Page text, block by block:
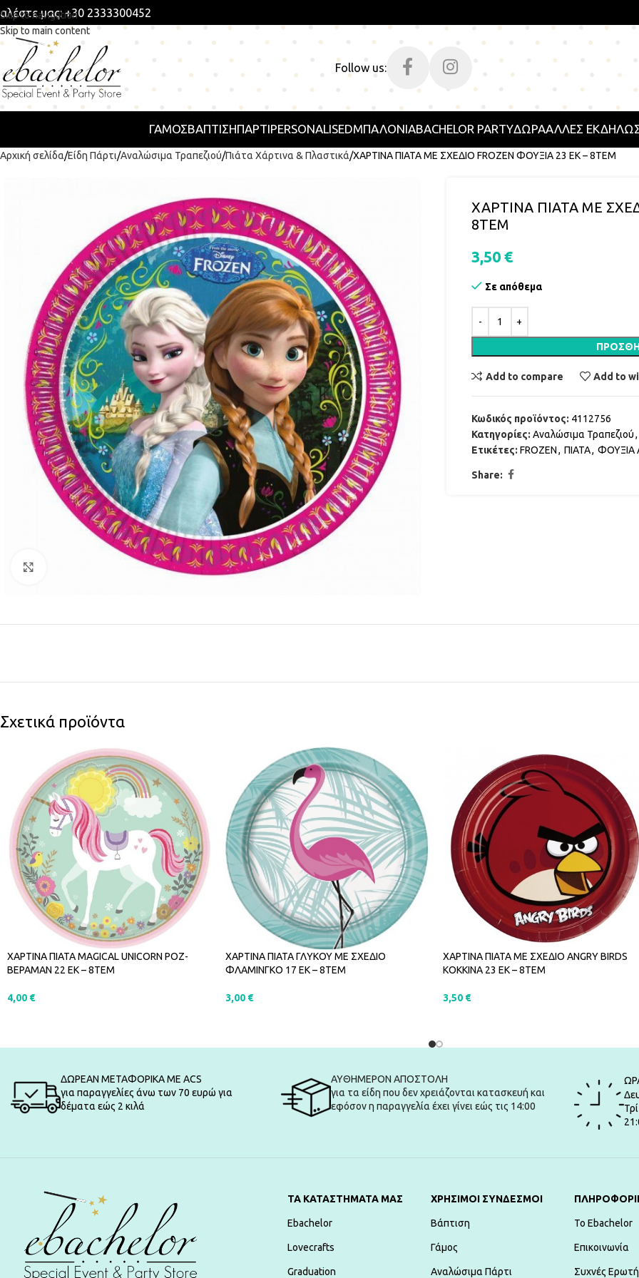
Skip to navigation
Skip to main content
μας: +30 2333300452
Follow us:
ΓΑΜΟΣΒΑΠΤΙΣΗΠΆΡΤΙPERSONALISEDΜΠΑΛΟΝΙΑBACHELOR PARTYΔΩΡΑΑΛΛΕΣ
Αρχική σελίδα Είδη Πάρτι Αναλώσιμα Τραπεζιού Πιάτα Χάρτινα & Πλαστικά ΧΑΡΤΙΝΑ ΠΙΑΤΑ ΜΕ ΣΧΕΔΙΟ FROZEN ΦΟΥΞΙΑ 23 ΕΚ – 8ΤΕΜ
ΧΑΡΤΙΝΑ ΠΙΑΤΑ ΜΕ
8ΤΕΜ
3,50 €
Σε απόθεμα
Add to compare Add to
Κωδικός προϊόντος: 4112756
Κατηγορίες: Αναλώσιμα Τραπεζιού,
Ετικέτες: FROZEN, ΠΙΑΤΑ, ΦΟΥΞΙΑ
Share:
Σχετικά προϊόντα
ΧΑΡΤΙΝΑ ΠΙΑΤΑ MAGICAL UNICORN ΡΟΖ-
ΒΕΡΑΜΑΝ 22 ΕΚ – 8ΤΕΜ
4,00 €
ΧΑΡΤΙΝΑ ΠΙΑΤΑ ΓΛΥΚΟΥ ΜΕ ΣΧΕΔΙΟ
ΦΛΑΜΙΝΓΚΟ 17 EK – 8ΤΕΜ
3,00 €
ΧΑΡΤΙΝΑ ΠΙΑΤΑ ΜΕ ΣΧΕΔΙΟ ANGRY BIRDS
ΚΟΚΚΙΝΑ 23 ΕΚ – 8ΤΕΜ
3,50 €
ΔΩΡΕΑΝ ΜΕΤΑΦΟΡΙΚΑ ΜΕ ACS
για παραγγελίες άνω των 70 ευρώ για
δέματα εώς 2 κιλά
ΑΥΘΗΜΕΡΟΝ ΑΠΟΣΤΟΛΗ
για τα είδη που δεν χρειάζονται κατασκευή και
εφόσον η παραγγελία έχει γίνει εώς τις 14:00
ΤΑ ΚΑΤΑΣΤΗΜΑΤΑ ΜΑΣ
Ebachelor
Lovecrafts
Graduation
ΧΡΗΣΙΜΟΙ ΣΥΝΔΕΣΜΟΙ
Βάπτιση
Γάμος
Αναλώσιμα Πάρτι
To Ebachelor
Επικοινωνία
Συχνές